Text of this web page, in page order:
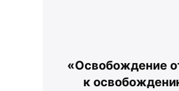
«Освобождение
к